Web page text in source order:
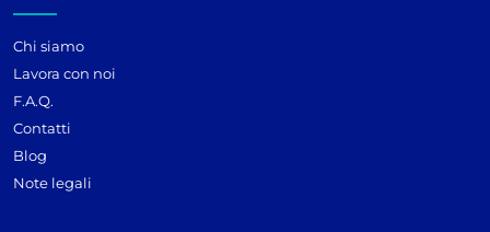
Chi siamo
Lavora con noi
F.A.Q.
Contatti
Blog
Note legali